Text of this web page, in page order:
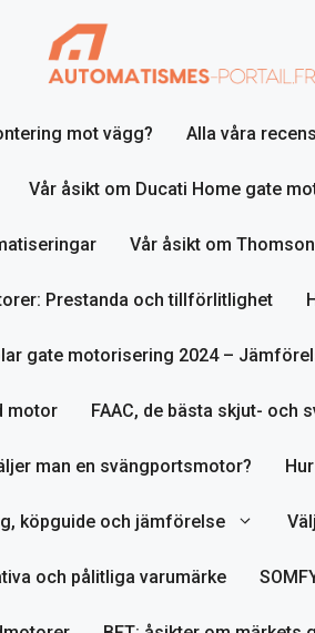
mot vägg? Alla våra
Vår åsikt om Ducati Home gate
Vår åsikt om
Prestanda och tillförlitlighet
gate motorisering 2024 –
motor FAAC, de bästa skjut- och
man en svängportsmotor?
köpguide och jämförelse
och pålitliga varumärke